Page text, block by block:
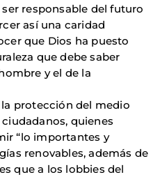
responsable del futuro
así una caridad
que Dios ha puesto
que debe saber
y el de la
protección del medio
quienes
“lo importantes y
renovables, además de
que a los lobbies del